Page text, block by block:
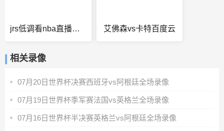
jrs低调看nba直播免费 艾佛森vs卡特百度云
相关录像
07月20日世界杯决赛西班牙vs阿根廷全场录像
07月19日世界杯季军赛法国vs英格兰全场录像
07月16日世界杯半决赛英格兰vs阿根廷全场录像